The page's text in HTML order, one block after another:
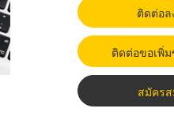
ติดต่อ
ติดต่อขอเพิ่
สมัคร